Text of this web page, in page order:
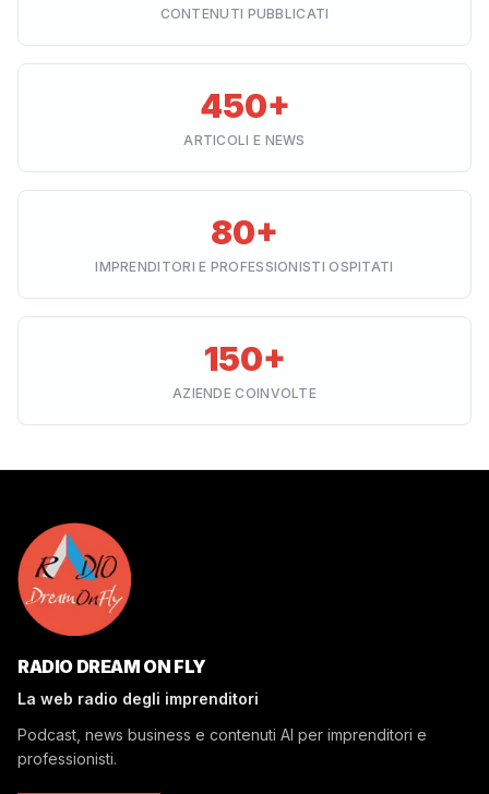
CONTENUTI PUBBLICATI
450+
ARTICOLI E NEWS
80+
IMPRENDITORI E PROFESSIONISTI OSPITATI
150+
AZIENDE COINVOLTE
RADIO DREAM ON FLY
La web radio degli imprenditori
Podcast, news business e contenuti AI per imprenditori e
professionisti.